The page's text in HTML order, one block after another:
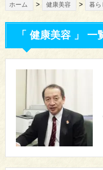
ホーム > 健康美容 > 暮ら
「 健康美容 」 一